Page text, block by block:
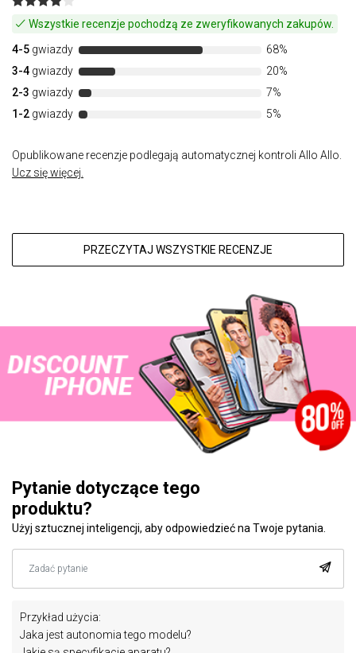
Wszystkie recenzje pochodzą ze zweryfikowanych zakupów.
4-5 gwiazdy
68%
3-4 gwiazdy
20%
2-3 gwiazdy
7%
1-2 gwiazdy 5%
Opublikowane recenzje podlegają automatycznej kontroli Allo Allo.
Ucz się więcej.
PRZECZYTAJ WSZYSTKIE RECENZJE
Pytanie dotyczące tego
produktu?
Użyj sztucznej inteligencji, aby odpowiedzieć na Twoje pytania.
Przykład użycia:
Jaka jest autonomia tego modelu?